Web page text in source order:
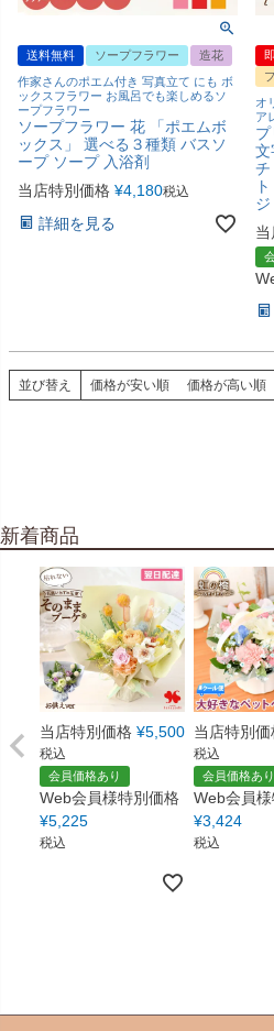
送料無料 ソープフラワー
造花
作家さんのポエム付き 写真立て にも ボ
ックスフラワー お風呂でも楽しめるソ
ープフラワー
ソープフラワー 花 「ポエムボ
ックス」 選べる３種類 バスソ
ープ ソープ 入浴剤
当店特別価格 ¥4,180税込
詳細を見る
オ
ア
文
チ
並び替え 価格が安い順 価格が高い順
新着商品
当店特別価格 ¥5,500
税込
会員価格あり
Web会員様特別価格
¥5,225
税込
当店特別価
税込
会員価格あり
Web会員
¥3,424
税込